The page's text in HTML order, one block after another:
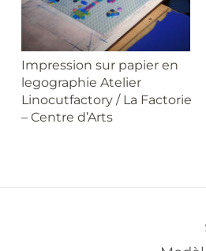
Impression sur papier en
legographie Atelier
Linocutfactory / La Factorie
– Centre d’Arts